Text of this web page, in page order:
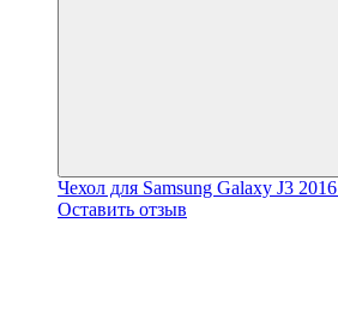
Чехол для Samsung Galaxy J3
Оставить отзыв